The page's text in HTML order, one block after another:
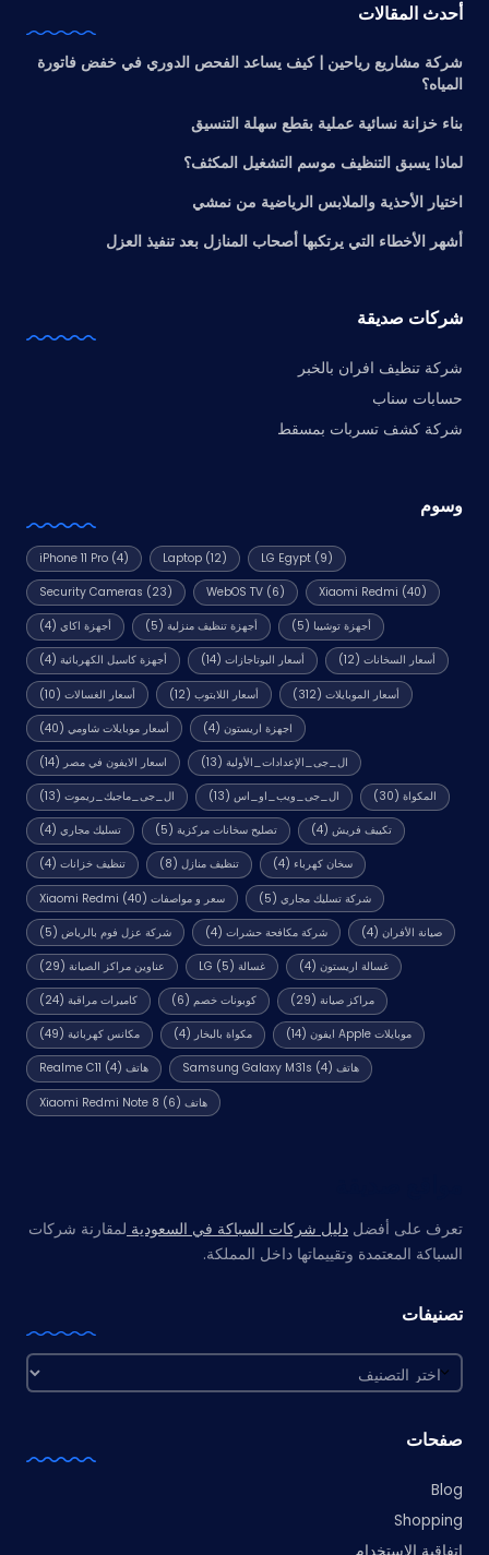
أحدث المقالات
شركة مشاريع رياحين | كيف يساعد الفحص الدوري في خفض فاتورة
المياه؟
بناء خزانة نسائية عملية بقطع سهلة التنسيق
لماذا يسبق التنظيف موسم التشغيل المكثف؟
اختيار الأحذية والملابس الرياضية من نمشي
أشهر الأخطاء التي يرتكبها أصحاب المنازل بعد تنفيذ العزل
شركات صديقة
شركة تنظيف افران بالخبر
حسابات سناب
شركة كشف تسربات بمسقط
وسوم
iPhone 11 Pro (4) Laptop(12) LG Egypt(9)
Security Cameras (23) WebOS TV(6) Xiaomi Redmi (40)
أجهزة اكاي(4) أجهزة تنظيف منزلية (5) أجهزة توشيبا (5)
أجهزة كاسيل الكهربائية(4) أسعار البوتاجازات (14) أسعار السخانات (12)
أسعار الغسالات(10) أسعار اللابتوب (12) أسعار الموبايلات (312)
أسعار موبايلات شاومي(40) اجهزة اريستون (4)
اسعار الايفون في مصر (14) ال_جى_الإعدادات_الأولية (13)
ال_جى_ماجيك_ريموت(13) ال_جى_ويب_او_اس (13) المكواة (30)
تسليك مجاري(4) تصليح سخانات مركزية (5) تكييف فريش (4)
تنظيف خزانات(4) تنظيف منازل (8) سخان كهرباء (4)
سعر و مواصفات Xiaomi Redmi (40) شركة تسليك مجاري (5)
شركة عزل فوم بالرياض(5) شركة مكافحة حشرات (4) صيانة الأفران (4)
عناوين مراكز الصيانة(29) غسالة LG (5) غسالة اريستون (4)
كاميرات مراقبة(24) كوبونات خصم (6) مراكز صيانة (29)
مكانس كهربائية(49) مكواة بالبخار (4) موبايلات Apple ايفون (14)
هاتف Realme C11 (4) هاتف Samsung Galaxy M31s (4)
هاتف Xiaomi Redmi Note 8 (6)
تعرف على أفضل دليل شركات السباكة في السعودية لمقارنة شركات
السباكة المعتمدة وتقييماتها داخل المملكة.
تصنيفات
تصنيفات
صفحات
Blog
Shopping